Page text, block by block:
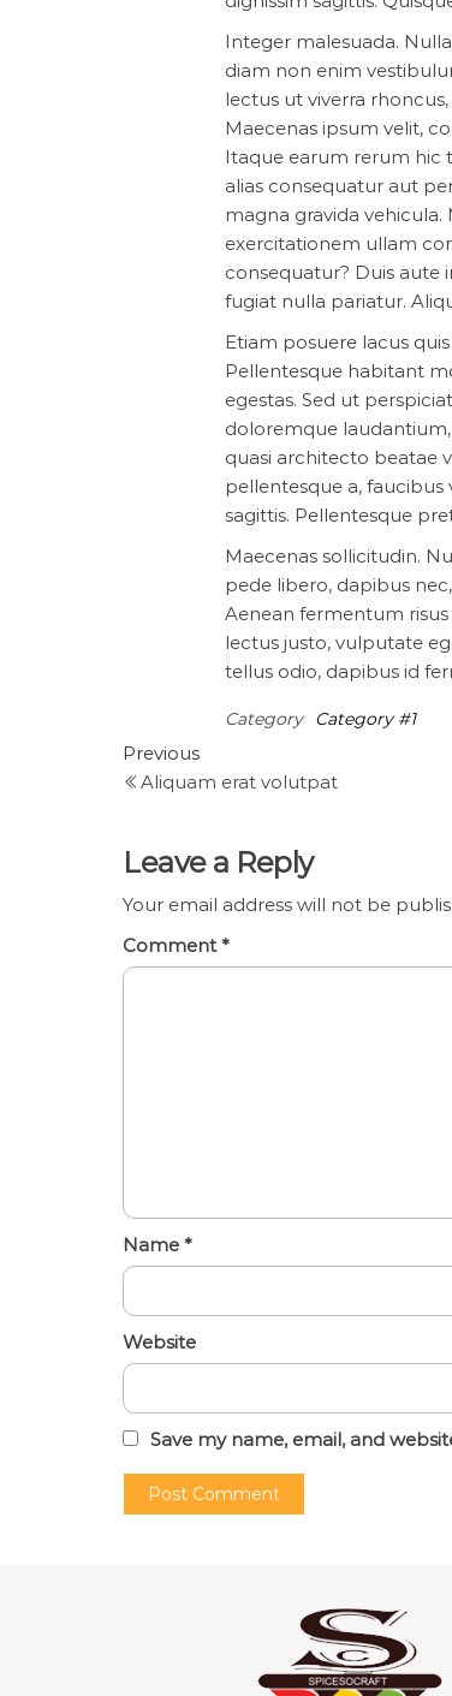
Integer malesuada.
diam non enim
lectus ut viverra
Maecenas ipsum velit,
Itaque earum rerum hic
alias consequatur aut
magna gravida
exercitationem ullam
consequatur? Duis aute
fugiat nulla pariatur.
Etiam posuere lacus
Pellentesque habitant
egestas. Sed ut
doloremque
quasi architecto beatae
pellentesque a, faucibus
sagittis. Pellentesque
Maecenas sollicitudin.
pede libero, dapibus
Aenean fermentum
lectus justo, vulputate
tellus odio, dapibus id
Category Category #1
Previous
Aliquam erat volutpat
Leave a Reply
Your email address will not be
Comment*
Name *
Website
Save my name, email, and